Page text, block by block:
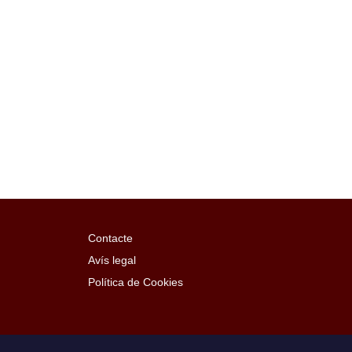
Contacte
Avís legal
Política de Cookies